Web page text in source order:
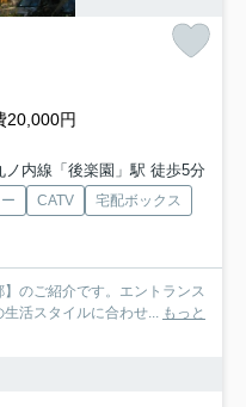
20,000円
ノ内線「後楽園」駅 徒歩5分
CATV
宅配ボックス
のご紹介です。エントランス
活スタイルに合わせ...
もっと